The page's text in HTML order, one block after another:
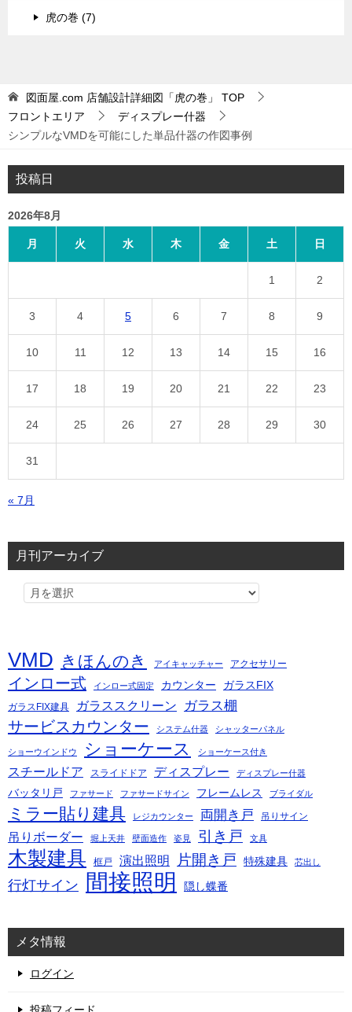
虎の巻 (7)
図面屋.com 店舗設計詳細図「虎の巻」
TOP
フロントエリア
ディスプレー什器
シンプルなVMDを可能にした単品什器の作図事例
投稿日
2026年8月
月 火 水 木 金 土 日
1 2
3 4 5 6 7 8 9
10 11 12 13 14 15 16
17 18 19 20 21 22 23
24 25 26 27 28 29 30
31
« 7月
月刊アーカイブ
VMD きほんのき アイキャッチャー アクセサリー
インロー式 インロー式固定 カウンター ガラスFIX
ガラスFIX建具 ガラススクリーン ガラス棚
サービスカウンター システム什器 シャッターパネル
ショーウインドウ ショーケース ショーケース付き
スチールドア スライドドア ディスプレー ディスプレー什器
バッタリ戸 ファサード ファサードサイン フレームレス ブライダル
ミラー貼り建具 レジカウンター 両開き戸 吊りサイン
吊りボーダー 堀上天井 壁面造作 姿見 引き戸 文具
木製建具 框戸 演出照明 片開き戸 特殊建具 芯出し
行灯サイン 間接照明 隠し蝶番
メタ情報
ログイン
投稿フィード